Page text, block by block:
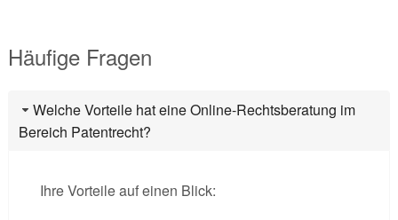
Häufige Fragen
Welche Vorteile hat eine Online-Rechtsberatung im
Bereich Patentrecht?
Ihre Vorteile auf einen Blick: